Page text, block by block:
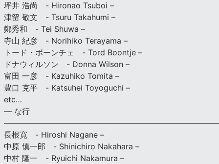
坪井 浩尚 - Hironao Tsuboi –
津留 敬文 - Tsuru Takahumi –
鄭秀和 - Tei Shuwa –
寺山 紀彦 - Norihiko Terayama –
トード・ボーンチェ - Tord Boontje –
ドナウィルソン - Donna Wilson –
富田 一彦 - Kazuhiko Tomita –
豊口 克平 - Katsuhei Toyoguchi –
etc…
— な行
長根寛 - Hiroshi Nagane –
中原 慎一郎 - Shinichiro Nakahara –
中村 隆一 - Ryuichi Nakamura –